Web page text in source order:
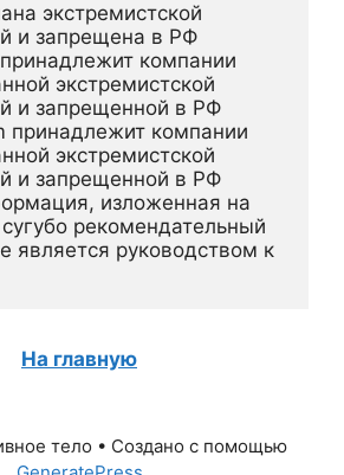
экстремистской
и запрещена в РФ
компании
экстремистской
и запрещенной в РФ
принадлежит компании
экстремистской
и запрещенной в РФ
изложенная на
рекомендательный
является руководством к
На главную
тело • Создано с помощью